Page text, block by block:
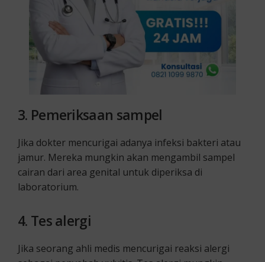
3. Pemeriksaan sampel
Jika dokter mencurigai adanya infeksi bakteri atau
jamur. Mereka mungkin akan mengambil sampel
cairan dari area genital untuk diperiksa di
laboratorium.
4. Tes alergi
Jika seorang ahli medis mencurigai reaksi alergi